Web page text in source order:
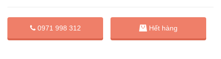
0971 998 312 Hết hàng